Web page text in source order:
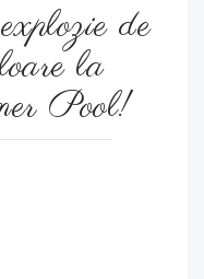
de
la
Pool!